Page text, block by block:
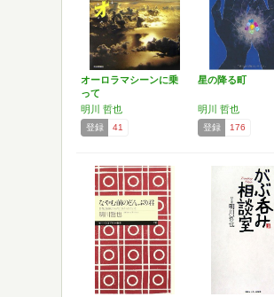
オーロラマシーンに乗
って
明川 哲也
登録 41
星の降る町
明川 哲也
登録 176